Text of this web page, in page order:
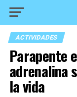
ACTIVIDADES
Parapente
adrenalina
la vida